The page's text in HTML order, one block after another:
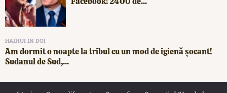
HAIHUI IN DOI
Am dormit o noapte la tribul cu un mod de igienă șocant!
Sudanul de Sud,...